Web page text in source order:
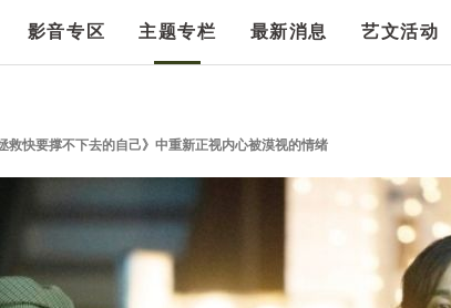
影音专区 主题专栏 最新消息 艺文活动
救快要撑不下去的自己》中重新正视内心被漠视的情绪